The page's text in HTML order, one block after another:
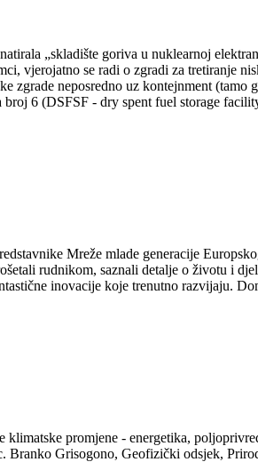
„skladište goriva u nuklearnoj
vjerojatno se radi o zgradi za tretiranje
zgrade neposredno uz kontejnment
6 (DSFSF - dry spent fuel storage
Mreže mlade generacije
rudnikom, saznali detalje o životu i
inovacije koje trenutno razvijaju.
promjene - energetika,
Grisogono, Geofizički odsjek,